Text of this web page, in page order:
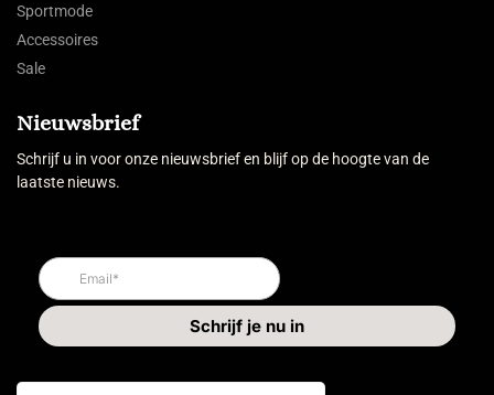
Sportmode
Accessoires
Sale
Nieuwsbrief
Schrijf u in voor onze nieuwsbrief en blijf op de hoogte van de
laatste nieuws.